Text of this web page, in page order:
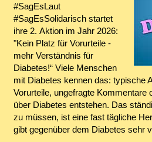
#SagEsLaut
#SagEsSolidarisch startet
ihre 2. Aktion im Jahr 2026:
"Kein Platz für Vorurteile -
mehr Verständnis für
Diabetes!“ Viele Menschen
mit Diabetes kennen das: typische
Vorurteile, ungefragte Kommentare
über Diabetes entstehen. Das
zu müssen, ist eine fast tägliche
gibt gegenüber dem Diabetes sehr